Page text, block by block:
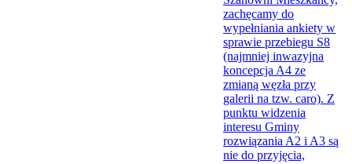
zachęcamy do
wypełniania ankiety w
sprawie przebiegu S8
(najmniej inwazyjna
koncepcja A4 ze
zmianą węzła przy
galerii na tzw. caro). Z
punktu widzenia
interesu Gminy
rozwiązania A2 i A3 są
nie do przyjęcia,